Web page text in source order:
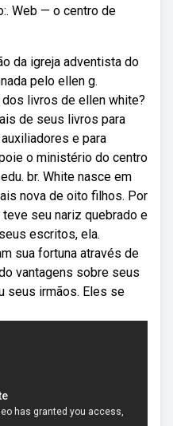
Web — o centro de
da igreja adventista do
pelo ellen g.
livros de ellen white?
de seus livros para
e para
o ministério do centro
br. White nasce em
nova de oito filhos. Por
seu nariz quebrado e
escritos, ela.
sua fortuna através de
vantagens sobre seus
seus irmãos. Eles se